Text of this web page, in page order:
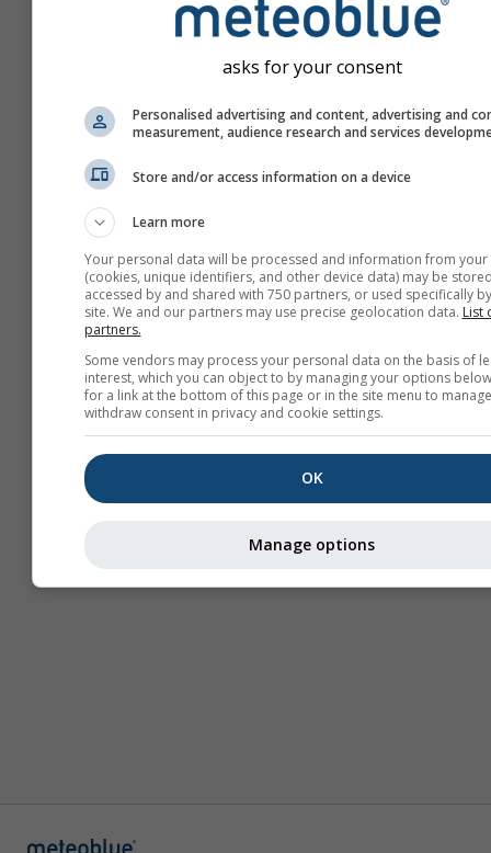
Creați un nou meteoTV
Mai multe informații
asks for your consent
Personalised advertising and content, advertising and
measurement, audience research and services
Store and/or access information on a device
Learn more
Your personal data will be processed and information from your
(cookies, unique identifiers, and other device data) may be
accessed by and shared with 750 partners, or used specifically
site. We and our partners may use precise geolocation data. List
partners.
Some vendors may process your personal data on the basis of
interest, which you can object to by managing your options
for a link at the bottom of this page or in the site menu to
withdraw consent in privacy and cookie settings.
OK
Manage options